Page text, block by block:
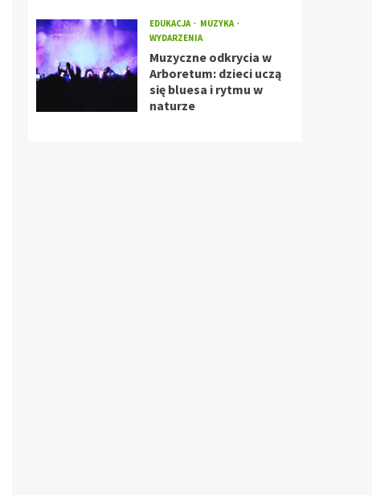
EDUKACJA
MUZYKA
WYDARZENIA
Muzyczne odkrycia w
Arboretum: dzieci uczą
się bluesa i rytmu w
naturze